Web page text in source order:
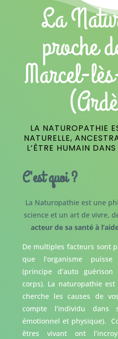
La
proche
Marcel-
LA NATUROPATHIE
NATURELLE,
L’ÊTRE HUMAIN
C'est quoi ?
La Naturopathie est une
science et un art de vivre,
acteur de sa santé à
De multiples facteurs sont
que l’organisme puisse
(principe d’auto
corps). La naturopathie
cherche les causes de
compte l’individu dans
émotionnel et physique).
êtres vivant ont